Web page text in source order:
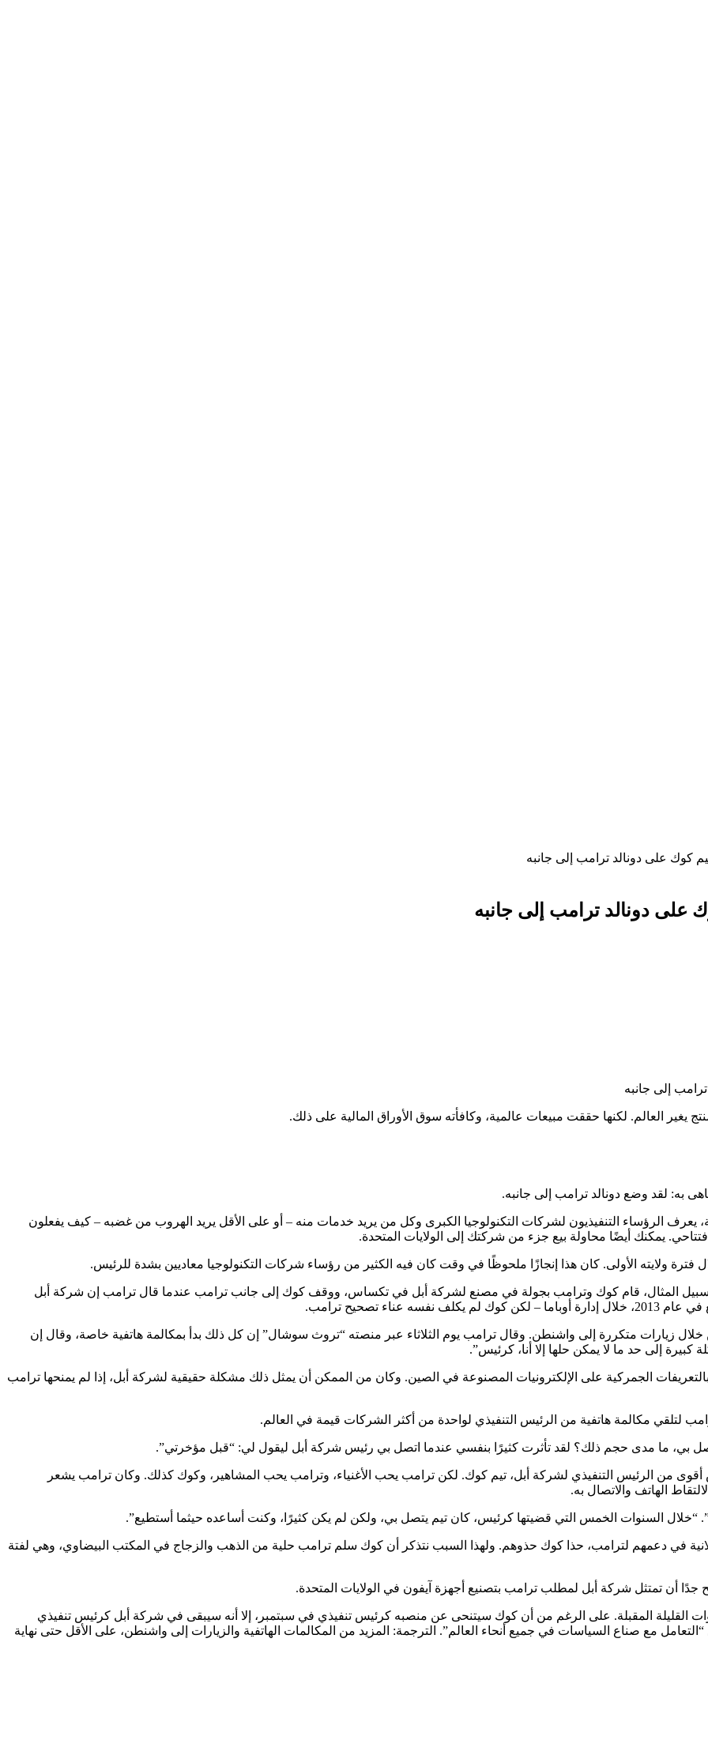
كوك على دونالد ترامب إلى جانبه
دونالد ترامب إلى جانبه
العالم. لكنها حققت مبيعات عالمية، وكافأته سوق الأوراق المالية على ذلك.
به: لقد وضع دونالد ترامب إلى جانبه.
يعرف الرؤساء التنفيذيون لشركات التكنولوجيا الكبرى وكل من يريد خدمات منه – أو على الأقل يريد الهروب من غضبه – كيف يفعلون
يمكنك أيضًا محاولة بيع جزء من شركتك إلى الولايات المتحدة.
ولايته الأولى. كان هذا إنجازًا ملحوظًا في وقت كان فيه الكثير من رؤساء شركات التكنولوجيا معاديين بشدة للرئيس.
نرى بشكل دوري أدلة على ذلك بأعيننا. في عام 2019، على سبيل المثال، قام كوك وترامب بجولة في مصنع لشركة أبل في تكساس، ووقف كوك إلى جانب ترامب عندما قال ترامب إن شركة أبل
تصحيح ترامب.
زيارات متكررة إلى واشنطن. وقال ترامب يوم الثلاثاء عبر منصته “تروث سوشال” إن كل ذلك بدأ بمكالمة هاتفية خاصة، وقال إن
إلى حد ما لا يمكن حلها إلا أنا، كرئيس”.
الجمركية على الإلكترونيات المصنوعة في الصين. وكان من الممكن أن يمثل ذلك مشكلة حقيقية لشركة أبل، إذا لم يمنحها ترامب
لتلقي مكالمة هاتفية من الرئيس التنفيذي لواحدة من أكثر الشركات قيمة في العالم.
بي، ما مدى حجم ذلك؟ لقد تأثرت كثيرًا بنفسي عندما اتصل بي رئيس شركة أبل ليقول لي: “قبل مؤخرتي”.
من الرئيس التنفيذي لشركة أبل، تيم كوك. لكن ترامب يحب الأغنياء، وترامب يحب المشاهير، وكوك كذلك. وكان ترامب يشعر
الهاتف والاتصال به.
“خلال السنوات الخمس التي قضيتها كرئيس، كان تيم يتصل بي، ولكن لم يكن كثيرًا، وكنت أساعده حيثما أستطيع”.
علانية في دعمهم لترامب، حذا كوك حذوهم. ولهذا السبب نتذكر أن كوك سلم ترامب حلية من الذهب والزجاج في المكتب البيضاوي، وهي لفتة
أن تمتثل شركة أبل لمطلب ترامب بتصنيع أجهزة آيفون في الولايات المتحدة.
القليلة المقبلة. على الرغم من أن كوك سيتنحى عن منصبه كرئيس تنفيذي في سبتمبر، إلا أنه سيبقى في شركة أبل كرئيس تنفيذي
مع صناع السياسات في جميع أنحاء العالم”. الترجمة: المزيد من المكالمات الهاتفية والزيارات إلى واشنطن، على الأقل حتى نهاية